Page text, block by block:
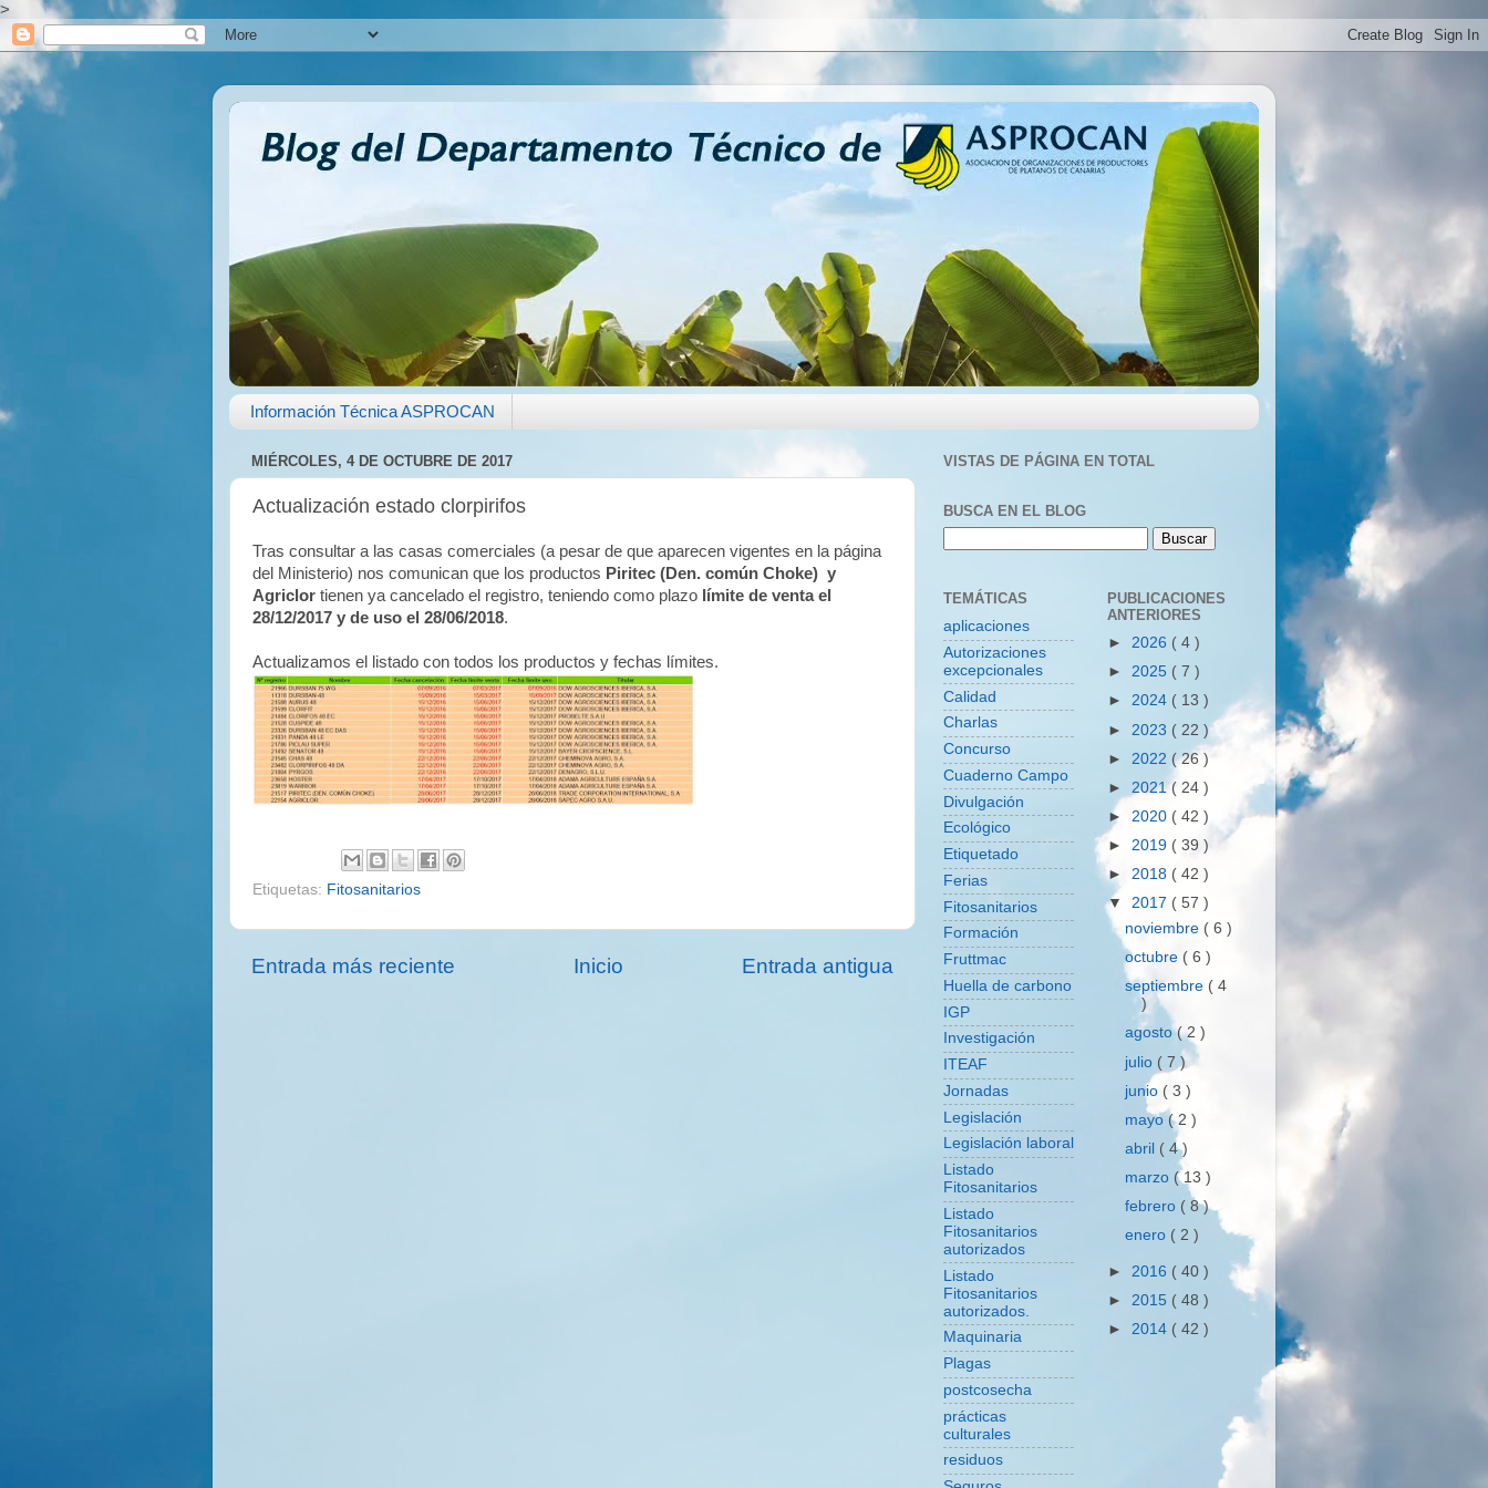
>
Información Técnica ASPROCAN
MIÉRCOLES, 4 DE OCTUBRE DE 2017
Actualización estado clorpirifos
Tras consultar a las casas comerciales (a pesar de que aparecen vigentes en la página
del Ministerio) nos comunican que los productos Piritec (Den. común Choke) y
Agriclor tienen ya cancelado el registro, teniendo como plazo límite de venta el
28/12/2017 y de uso el 28/06/2018.
Actualizamos el listado con todos los productos y fechas límites.
Etiquetas: Fitosanitarios
Entrada más reciente Entrada antigua
Inicio
VISTAS DE PÁGINA EN TOTAL
BUSCA EN EL BLOG
TEMÁTICAS
aplicaciones
Autorizaciones
excepcionales
Calidad
Charlas
Concurso
Cuaderno Campo
Divulgación
Ecológico
Etiquetado
Ferias
Fitosanitarios
Formación
Fruttmac
Huella de carbono
IGP
Investigación
ITEAF
Jornadas
Legislación
Legislación laboral
Listado
Fitosanitarios
Listado
Fitosanitarios
autorizados
Listado
Fitosanitarios
autorizados.
Maquinaria
Plagas
postcosecha
prácticas
culturales
residuos
PUBLICACIONES
ANTERIORES
► 2026 ( 4 )
► 2025 ( 7 )
► 2024 ( 13 )
► 2023 ( 22 )
► 2022 ( 26 )
► 2021( 24 )
► 2020 ( 42 )
► 2019 ( 39 )
► 2018 ( 42 )
▼ 2017 ( 57 )
noviembre ( 6 )
octubre ( 6 )
septiembre ( 4
)
agosto( 2 )
julio ( 7 )
junio( 3 )
mayo( 2 )
abril ( 4 )
marzo ( 13 )
febrero ( 8 )
enero ( 2 )
► 2016 ( 40 )
► 2015 ( 48 )
► 2014 ( 42 )